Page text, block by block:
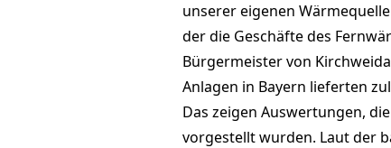
unserer eigenen
der die Geschäfte des
Bürgermeister von
Anlagen in Bayern lieferten
Das zeigen Auswertungen,
vorgestellt wurden. Laut der